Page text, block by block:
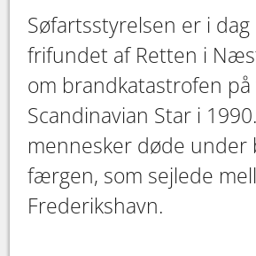
Søfartsstyrelsen er i
frifundet af Retten i
om brandkatastrofen
Scandinavian Star i
mennesker døde under
færgen, som sejlede
Frederikshavn.